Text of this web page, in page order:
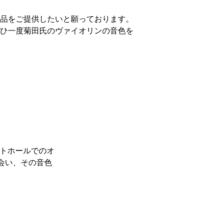
をご提供したいと願っております。
一度菊田氏のヴァイオリンの音色を
ホールでのオ
い、その音色